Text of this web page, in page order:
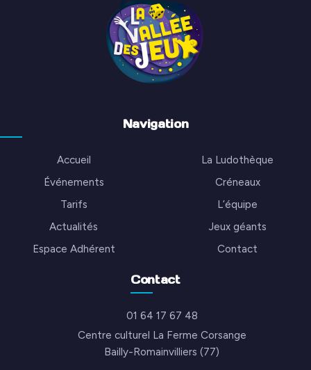
Navigation
Accueil
La Ludothèque
Événements
Créneaux
Tarifs
L’équipe
Actualités
Jeux géants
Espace Adhérent
Contact
Contact
01 64 17 67 48
Centre culturel La Ferme Corsange
Bailly-Romainvilliers (77)